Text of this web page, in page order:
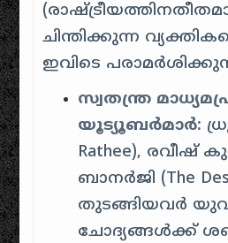
ചിന്തിക്കുന്ന
ഇവിടെ
സ്വതന്ത്ര
യൂട്യൂബർമാർ:
Rathee),
ബാനർജി (The
തുടങ്ങിയവർ
ചോദ്യങ്ങൾക്ക്